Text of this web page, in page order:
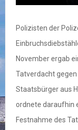
Polizisten der
November ergab
Tatverdacht
Staatsbürger aus
ordnete daraufhin
Festnahme des